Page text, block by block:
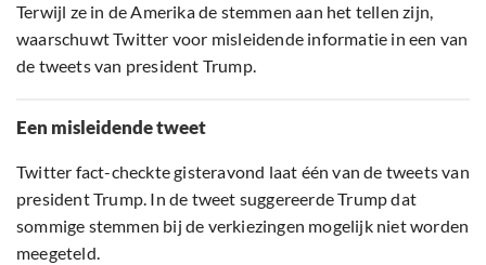
Terwijl ze in de Amerika de stemmen aan het tellen zijn,
waarschuwt Twitter voor misleidende informatie in een van
de tweets van president Trump.
Een misleidende tweet
Twitter fact-checkte gisteravond laat één van de tweets van
president Trump. In de tweet suggereerde Trump dat
sommige stemmen bij de verkiezingen mogelijk niet worden
meegeteld.